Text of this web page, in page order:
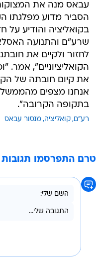
עבאס מנה את
הסביר מדוע מפלגתו
בקואליציה והודיע על
שרע"ם והתנועה
לחזור ולקיים את
הקואליציוניים", אמר.
את קיום חובתה של
אנחנו מצפים
בתקופה הקרובה".
רע"ם קואליציה מנסור עבאס
טרם התפרסמו תגובות